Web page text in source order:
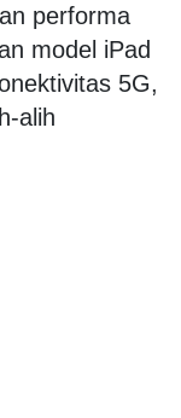
performa
model iPad
5G,
alih